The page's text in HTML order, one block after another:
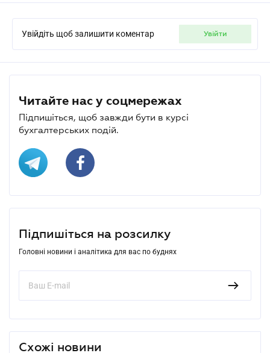
Увійдіть щоб залишити коментар увійти
Читайте нас у соцмережах
Підпишіться, щоб завжди бути в курсі
бухгалтерських подій.
Підпишіться на розсилку
Головні новини і аналітика для вас по буднях
Схожі новини